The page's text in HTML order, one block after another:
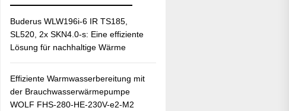
Buderus WLW196i-6 IR TS185,
SL520, 2x SKN4.0-s: Eine effiziente
Lösung für nachhaltige Wärme
Effiziente Warmwasserbereitung mit
der Brauchwasserwärmepumpe
WOLF FHS-280-HE-230V-e2-M2